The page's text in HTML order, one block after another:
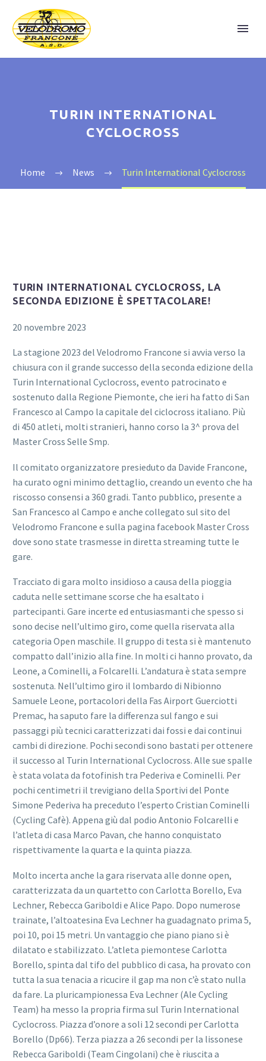
Login
TURIN INTERNATIONAL
CYCLOCROSS
Home News Turin International Cyclocross
TURIN INTERNATIONAL CYCLOCROSS, LA
SECONDA EDIZIONE È SPETTACOLARE!
20 novembre 2023
La stagione 2023 del Velodromo Francone si avvia verso la
chiusura con il grande successo della seconda edizione della
Turin International Cyclocross, evento patrocinato e
sostenuto dalla Regione Piemonte, che ieri ha fatto di San
Francesco al Campo la capitale del ciclocross italiano. Più
di 450 atleti, molti stranieri, hanno corso la 3^ prova del
Master Cross Selle Smp.
Il comitato organizzatore presieduto da Davide Francone,
ha curato ogni minimo dettaglio, creando un evento che ha
riscosso consensi a 360 gradi. Tanto pubblico, presente a
San Francesco al Campo e anche collegato sul sito del
Velodromo Francone e sulla pagina facebook Master Cross
dove sono state trasmesse in diretta streaming tutte le
gare.
Tracciato di gara molto insidioso a causa della pioggia
caduta nelle settimane scorse che ha esaltato i
partecipanti. Gare incerte ed entusiasmanti che spesso si
sono decise nell’ultimo giro, come quella riservata alla
categoria Open maschile. Il gruppo di testa si è mantenuto
compatto dall’inizio alla fine. In molti ci hanno provato, da
Leone, a Cominelli, a Folcarelli. L’andatura è stata sempre
sostenuta. Nell’ultimo giro il lombardo di Nibionno
Samuele Leone, portacolori della Fas Airport Guerciotti
Premac, ha saputo fare la differenza sul fango e sui
passaggi più tecnici caratterizzati dai fossi e dai continui
cambi di direzione. Pochi secondi sono bastati per ottenere
il successo al Turin International Cyclocross. Alle sue spalle
è stata volata da fotofinish tra Pederiva e Cominelli. Per
pochi centimetri il trevigiano della Sportivi del Ponte
Simone Pederiva ha preceduto l’esperto Cristian Cominelli
(Cycling Cafè). Appena giù dal podio Antonio Folcarelli e
l’atleta di casa Marco Pavan, che hanno conquistato
rispettivamente la quarta e la quinta piazza.
Molto incerta anche la gara riservata alle donne open,
caratterizzata da un quartetto con Carlotta Borello, Eva
Lechner, Rebecca Gariboldi e Alice Papo. Dopo numerose
trainate, l’altoatesina Eva Lechner ha guadagnato prima 5,
poi 10, poi 15 metri. Un vantaggio che piano piano si è
dilatato e stabilizzato. L’atleta piemontese Carlotta
Borello, spinta dal tifo del pubblico di casa, ha provato con
tutta la sua tenacia a ricucire il gap ma non c’è stato nulla
da fare. La pluricampionessa Eva Lechner (Ale Cycling
Team) ha messo la propria firma sul Turin International
Cyclocross. Piazza d’onore a soli 12 secondi per Carlotta
Borello (Dp66). Terza piazza a 26 secondi per la lissonese
Rebecca Gariboldi (Team Cingolani) che è riuscita a